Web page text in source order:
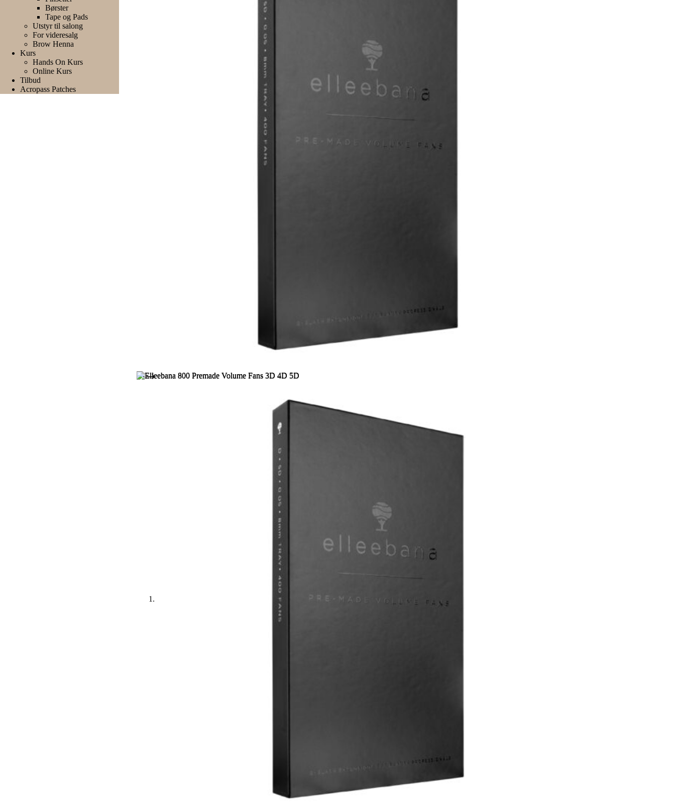
Børster
Tape og Pads
Utstyr til salong
For videresalg
Brow Henna
Kurs
Hands On Kurs
Online Kurs
Tilbud
Acropass Patches